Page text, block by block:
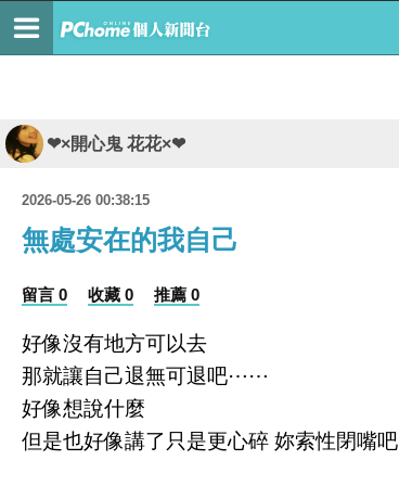
❤×開心鬼 花花×❤
2026-05-26 00:38:15
無處安在的我自己
留言 0 收藏 0 推薦 0
好像沒有地方可以去
那就讓自己退無可退吧⋯⋯
好像想說什麼
但是也好像講了只是更心碎 妳索性閉嘴吧